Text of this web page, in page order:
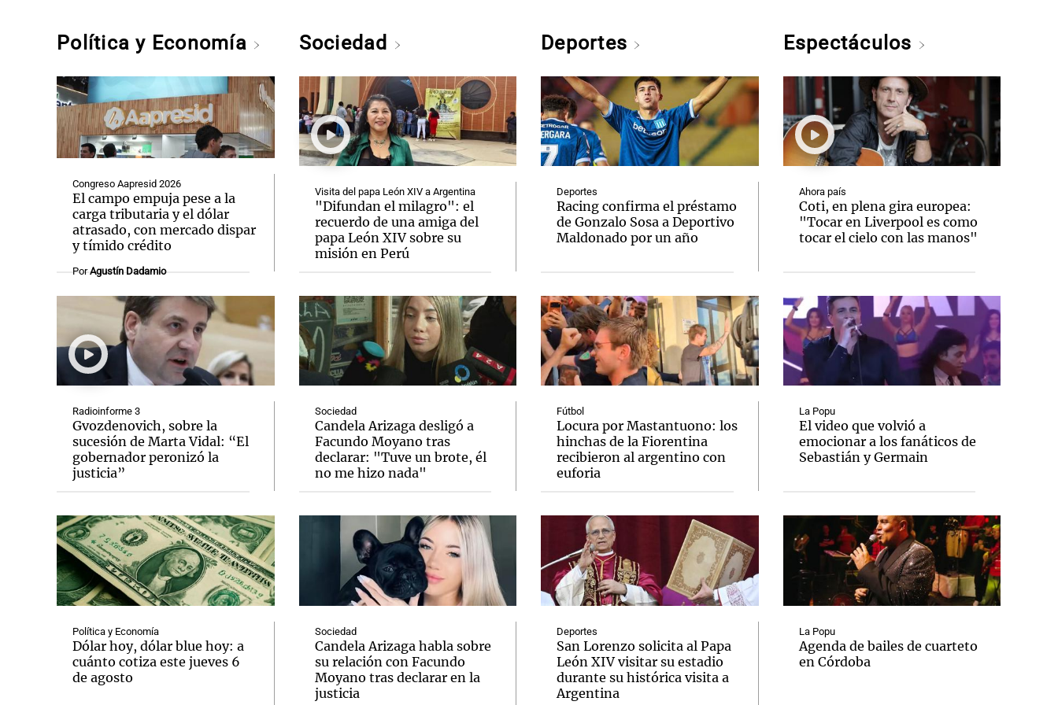
Política y Economía
Congreso Aapresid 2026
El campo empuja pese a la
carga tributaria y el dólar
atrasado, con mercado dispar
y tímido crédito
PorAgustín Dadamio
Radioinforme 3
Gvozdenovich, sobre la
sucesión de Marta Vidal: “El
gobernador peronizó la
justicia”
Política y Economía
Dólar hoy, dólar blue hoy: a
cuánto cotiza este jueves 6
de agosto
Sociedad
Visita del papa León XIV a Argentina
"Difundan el milagro": el
recuerdo de una amiga del
papa León XIV sobre su
misión en Perú
Sociedad
Candela Arizaga desligó a
Facundo Moyano tras
declarar: "Tuve un brote, él
no me hizo nada"
Sociedad
Candela Arizaga habla sobre
su relación con Facundo
Moyano tras declarar en la
justicia
Deportes
Deportes
Racing confirma el préstamo
de Gonzalo Sosa a Deportivo
Maldonado por un año
Fútbol
Locura por Mastantuono: los
hinchas de la Fiorentina
recibieron al argentino con
euforia
Deportes
San Lorenzo solicita al Papa
León XIV visitar su estadio
durante su histórica visita a
Argentina
Espectáculos
Ahora país
Coti, en plena gira europea:
"Tocar en Liverpool es como
tocar el cielo con las manos"
La Popu
El video que volvió a
emocionar a los fanáticos de
Sebastián y Germain
La Popu
Agenda de bailes de cuarteto
en Córdoba
Notas Notas
El huracán de Arequito
Notas
Cadena 3 en Groenlandia
Notas